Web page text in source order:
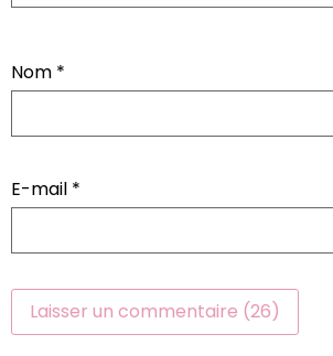
Nom *
E-mail *